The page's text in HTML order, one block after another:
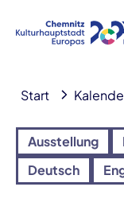
Start
Ausstellung
Deutsch